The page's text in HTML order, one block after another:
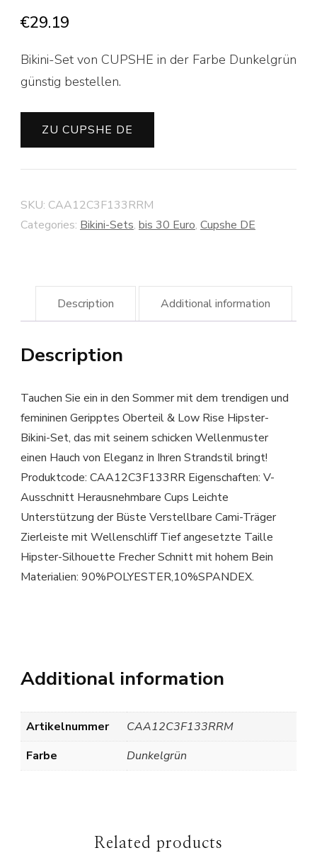
€29.19
Bikini-Set von CUPSHE in der Farbe Dunkelgrün
günstig bestellen.
ZU CUPSHE DE
SKU: CAA12C3F133RRM
Categories: Bikini-Sets, bis 30 Euro, Cupshe DE
Description Additional information
Description
Tauchen Sie ein in den Sommer mit dem trendigen und
femininen Geripptes Oberteil & Low Rise Hipster-
Bikini-Set, das mit seinem schicken Wellenmuster
einen Hauch von Eleganz in Ihren Strandstil bringt!
Produktcode: CAA12C3F133RR Eigenschaften: V-
Ausschnitt Herausnehmbare Cups Leichte
Unterstützung der Büste Verstellbare Cami-Träger
Zierleiste mit Wellenschliff Tief angesetzte Taille
Hipster-Silhouette Frecher Schnitt mit hohem Bein
Materialien: 90%POLYESTER,10%SPANDEX.
Additional information
Artikelnummer
CAA12C3F133RRM
Farbe
Dunkelgrün
Related products